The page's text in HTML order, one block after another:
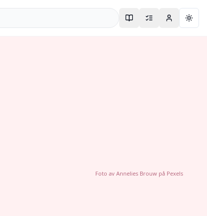
Foto av Annelies Brouwpå Pexels